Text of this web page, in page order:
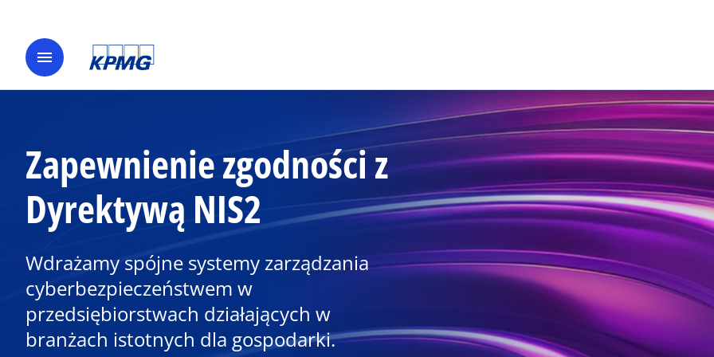
menu
Zapewnienie zgodności z
Dyrektywą NIS2
Wdrażamy spójne systemy zarządzania
cyberbezpieczeństwem w
przedsiębiorstwach działających w
branżach istotnych dla gospodarki.